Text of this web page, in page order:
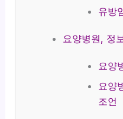
유방
요양병원, 정
요양
요양
조언